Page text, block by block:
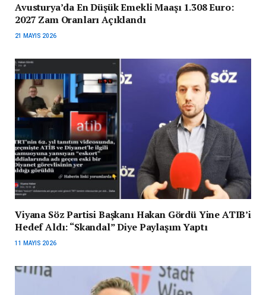
Avusturya’da En Düşük Emekli Maaşı 1.308 Euro:
2027 Zam Oranları Açıklandı
21 MAYIS 2026
Viyana Söz Partisi Başkanı Hakan Gördü Yine ATIB’i
Hedef Aldı: “Skandal” Diye Paylaşım Yaptı
11 MAYIS 2026